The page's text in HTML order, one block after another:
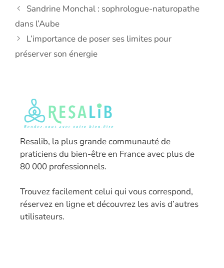
Sandrine Monchal : sophrologue-naturopathe
dans l’Aube
L’importance de poser ses limites pour
préserver son énergie
Resalib, la plus grande communauté de
praticiens du bien-être en France avec plus de
80 000 professionnels.
Trouvez facilement celui qui vous correspond,
réservez en ligne et découvrez les avis d’autres
utilisateurs.